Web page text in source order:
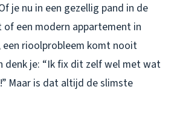
je nu in een gezellig pand in de
een modern appartement in
rioolprobleem komt nooit
denk je: “Ik fix dit zelf wel met wat
Maar is dat altijd de slimste